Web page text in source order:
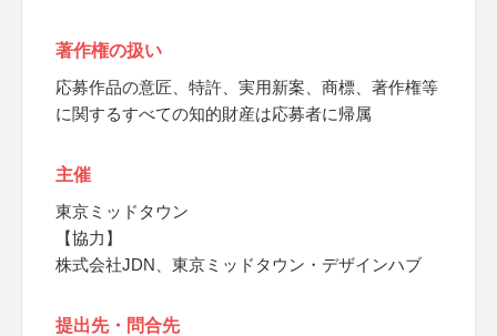
著作権の扱い
応募作品の意匠、特許、実用新案、商標、著作権等
に関するすべての知的財産は応募者に帰属
主催
東京ミッドタウン
【協力】
株式会社JDN、東京ミッドタウン・デザインハブ
提出先・問合先